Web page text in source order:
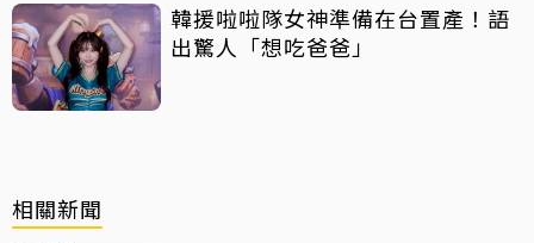
韓援啦啦隊女神準備在台置產！語
出驚人「想吃爸爸」
相關新聞